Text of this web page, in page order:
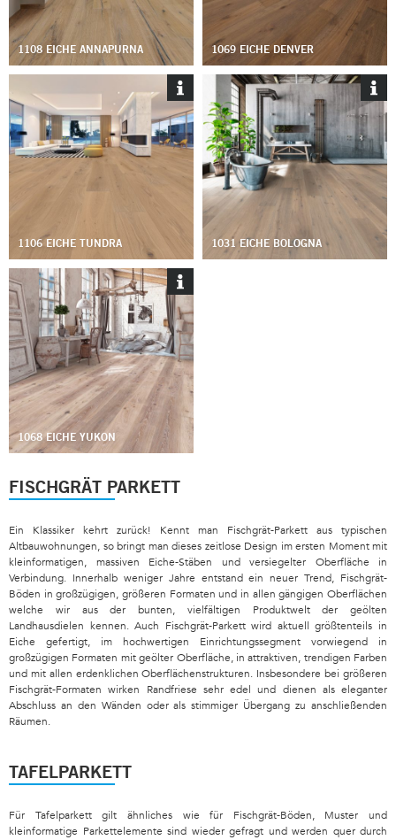
1108 EICHE ANNAPURNA 1069 EICHE DENVER
1106 EICHE TUNDRA 1031 EICHE BOLOGNA
1068 EICHE YUKON
FISCHGRÄT PARKETT
Ein Klassiker kehrt zurück! Kennt man Fischgrät-Parkett aus typischen
Altbauwohnungen, so bringt man dieses zeitlose Design im ersten Moment mit
kleinformatigen, massiven Eiche-Stäben und versiegelter Oberfläche in
Verbindung. Innerhalb weniger Jahre entstand ein neuer Trend, Fischgrät-
Böden in großzügigen, größeren Formaten und in allen gängigen Oberflächen
welche wir aus der bunten, vielfältigen Produktwelt der geölten
Landhausdielen kennen. Auch Fischgrät-Parkett wird aktuell größtenteils in
Eiche gefertigt, im hochwertigen Einrichtungssegment vorwiegend in
großzügigen Formaten mit geölter Oberfläche, in attraktiven, trendigen Farben
und mit allen erdenklichen Oberflächenstrukturen. Insbesondere bei größeren
Fischgrät-Formaten wirken Randfriese sehr edel und dienen als eleganter
Abschluss an den Wänden oder als stimmiger Übergang zu anschließenden
Räumen.
TAFELPARKETT
Für Tafelparkett gilt ähnliches wie für Fischgrät-Böden, Muster und
kleinformatige Parkettelemente sind wieder gefragt und werden quer durch